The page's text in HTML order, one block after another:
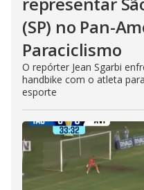
(SP) no Pan-
Paraciclismo
O repórter Jean Sgarbi
handbike com o atleta
esporte